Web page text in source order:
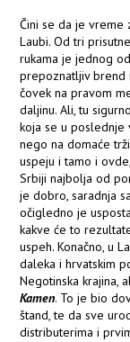
Čini se da je
Laubi. Od tri
rukama je jednog
prepoznatljiv brend
čovek na pravom
daljinu. Ali, tu
koja se u poslednje
nego na domaće
uspeju i tamo i
Srbiji najbolja od
je dobro, saradnja
očigledno je
kakve će to
uspeh. Konačno, u
daleka i hrvatskim
Negotinska krajina,
Kamen. To je bio
štand, te da sve
distributerima i